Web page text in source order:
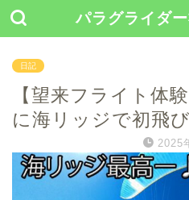
パラグライダ
日記
【望来フライト体
に海リッジで初飛び
2025